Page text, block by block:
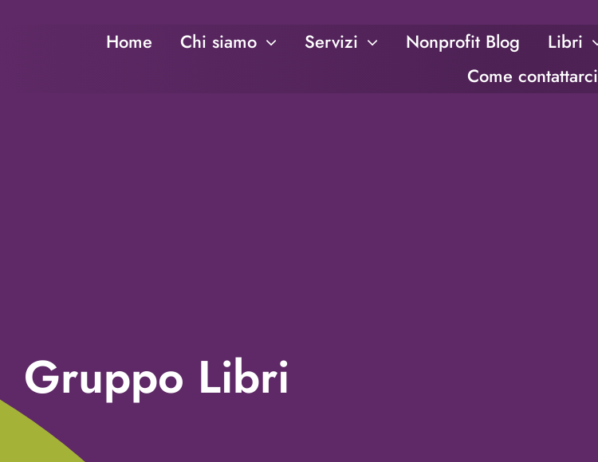
Home Chi siamo Servizi Nonprofit Blog Libri
Come contattarci
Gruppo Libri